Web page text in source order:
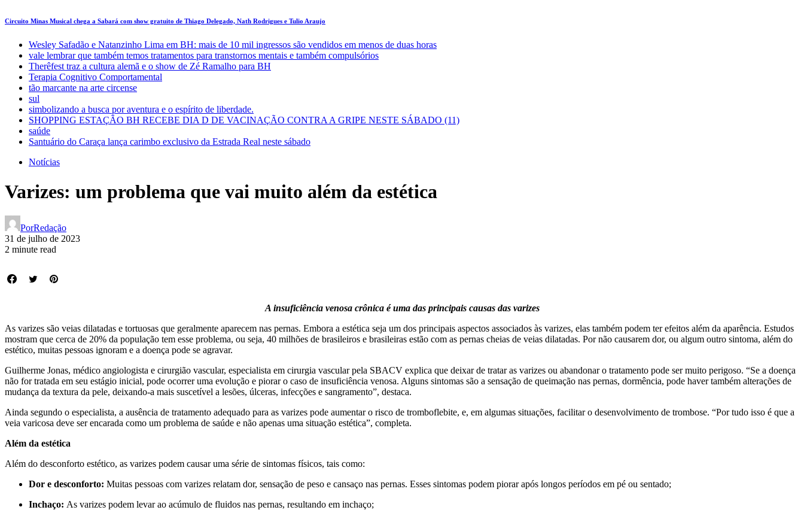
Circuito Minas Musical chega a Sabará com show gratuito de Thiago Delegado, Nath Rodrigues e Tulio Araujo
Wesley Safadão e Natanzinho Lima em BH: mais de 10 mil ingressos são vendidos em menos de duas horas
vale lembrar que também temos tratamentos para transtornos mentais e também compulsórios
Therêfest traz a cultura alemã e o show de Zé Ramalho para BH
Terapia Cognitivo Comportamental
tão marcante na arte circense
sul
simbolizando a busca por aventura e o espírito de liberdade.
SHOPPING ESTAÇÃO BH RECEBE DIA D DE VACINAÇÃO CONTRA A GRIPE NESTE SÁBADO (11)
saúde
Santuário do Caraça lança carimbo exclusivo da Estrada Real neste sábado
Notícias
Varizes: um problema que vai muito além da estética
PorRedação
31 de julho de 2023
2 minute read
A insuficiência venosa crônica é uma das principais causas das varizes
As varizes são veias dilatadas e tortuosas que geralmente aparecem nas pernas. Embora a estética seja um dos principais aspectos associados às varizes, elas também podem ter efeitos além da aparência. Estudos
mostram que cerca de 20% da população tem esse problema, ou seja, 40 milhões de brasileiros e brasileiras estão com as pernas cheias de veias dilatadas. Por não causarem dor, ou algum outro sintoma, além do
estético, muitas pessoas ignoram e a doença pode se agravar.
Guilherme Jonas, médico angiologista e cirurgião vascular, especialista em cirurgia vascular pela SBACV explica que deixar de tratar as varizes ou abandonar o tratamento pode ser muito perigoso. “Se a doença
não for tratada em seu estágio inicial, pode ocorrer uma evolução e piorar o caso de insuficiência venosa. Alguns sintomas são a sensação de queimação nas pernas, dormência, pode haver também alterações de
mudança da textura da pele, deixando-a mais suscetível a lesões, úlceras, infecções e sangramento”, destaca.
Ainda segundo o especialista, a ausência de tratamento adequado para as varizes pode aumentar o risco de tromboflebite, e, em algumas situações, facilitar o desenvolvimento de trombose. “Por tudo isso é que a
veia varicosa deve ser encarada como um problema de saúde e não apenas uma situação estética”, completa.
Além da estética
Além do desconforto estético, as varizes podem causar uma série de sintomas físicos, tais como:
Dor e desconforto: Muitas pessoas com varizes relatam dor, sensação de peso e cansaço nas pernas. Esses sintomas podem piorar após longos períodos em pé ou sentado;
Inchaço: As varizes podem levar ao acúmulo de fluidos nas pernas, resultando em inchaço;